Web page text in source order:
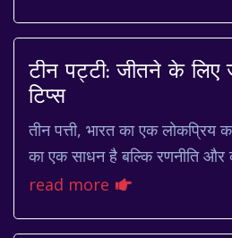
टीन पट्टी: जीतने के लिए
टिप्स
तीन पत्ती, भारत का एक लोकप्रिय
का एक साधन है बल्कि रणनीति और
मिश्रण है। यह गेम, जिसे अक्सर
read more